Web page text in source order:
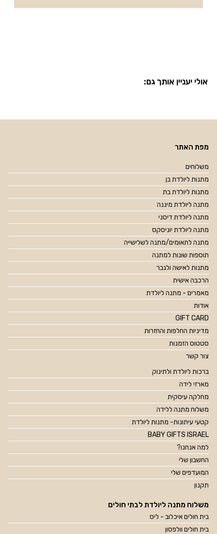
אולי יעניין אותך גם:
מפת האתר
משלוחים
מתנות ליולדת בן
מתנות ליולדת בת
מתנה ליולדת מיננה
מתנה ליולדת דיסני
מתנה ליולדת יוניסקס
מתנה לתאומים/מתנה לשלישייה
תוספות שונות למתנה
מתנות לאישה ולגבר
הרכבה אישית
מאמרים - מתנה ליולדת
אודות
GIFT CARD
מדיניות החלפות והחזרות
סטטוס הזמנות
צור קשר
ברכות ליולדת ולתינוק
מארזי לידה
מחלקה עיסקית
משלוח מתנה ללידה
קטעי עיתונות- מתנות ליולדת
BABY GIFTS ISRAEL
למה אנחנו?
החשבון שלי
המועדפים שלי
תקנון
משלוח מתנה ליולדת לבתי חולים
בית חולים איכלוב - ליס
בית חולים וולפסון